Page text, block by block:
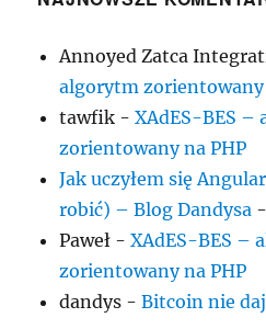
Annoyed Zatca
algorytm zorientowany
tawfik -XAdES-BES –
zorientowany na PHP
Jak uczyłem się
robić) – Blog Dandysa
Paweł -XAdES-BES –
zorientowany na PHP
dandys -Bitcoin nie